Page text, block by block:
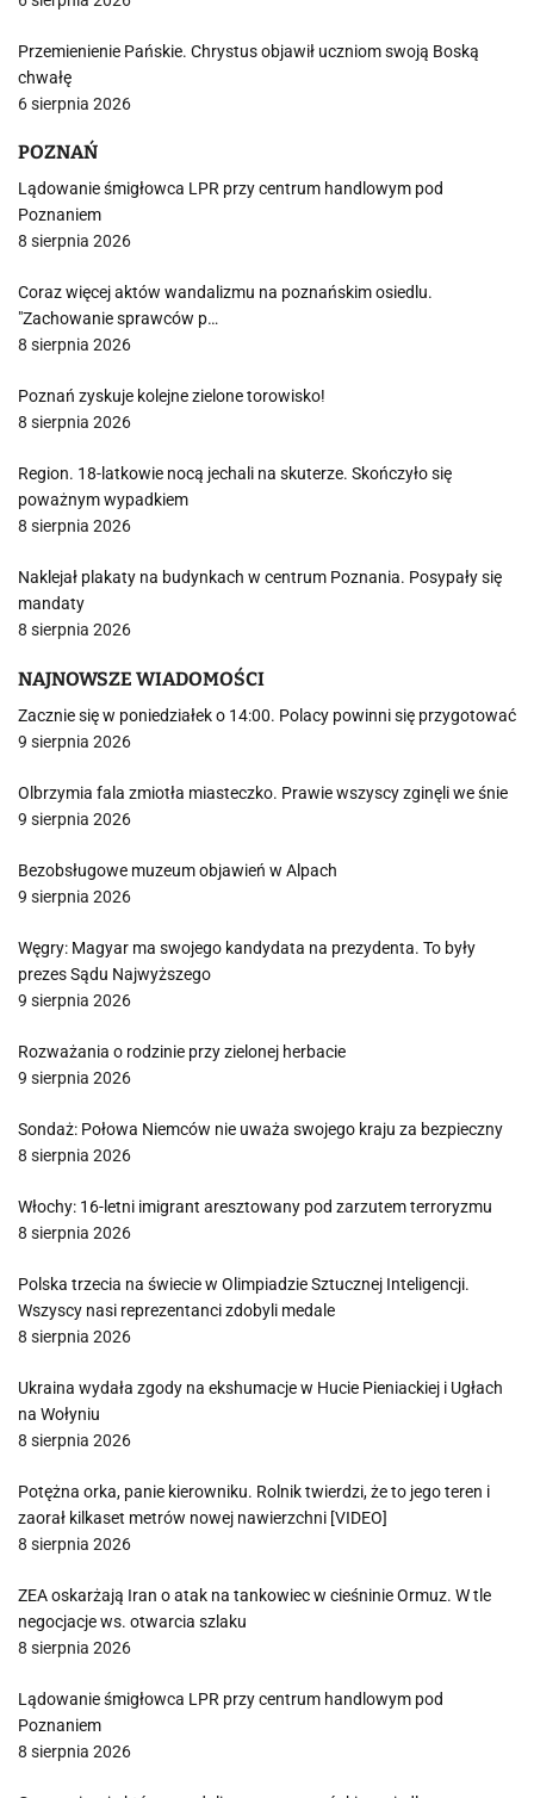
Przemienienie Pańskie. Chrystus objawił uczniom swoją Boską
chwałę
6 sierpnia 2026
POZNAŃ
Lądowanie śmigłowca LPR przy centrum handlowym pod
Poznaniem
8 sierpnia 2026
Coraz więcej aktów wandalizmu na poznańskim osiedlu.
"Zachowanie sprawców p…
8 sierpnia 2026
Poznań zyskuje kolejne zielone torowisko!
8 sierpnia 2026
Region. 18-latkowie nocą jechali na skuterze. Skończyło się
poważnym wypadkiem
8 sierpnia 2026
Naklejał plakaty na budynkach w centrum Poznania. Posypały się
mandaty
8 sierpnia 2026
NAJNOWSZE WIADOMOŚCI
Zacznie się w poniedziałek o 14:00. Polacy powinni się przygotować
9 sierpnia 2026
Olbrzymia fala zmiotła miasteczko. Prawie wszyscy zginęli we śnie
9 sierpnia 2026
Bezobsługowe muzeum objawień w Alpach
9 sierpnia 2026
Węgry: Magyar ma swojego kandydata na prezydenta. To były
prezes Sądu Najwyższego
9 sierpnia 2026
Rozważania o rodzinie przy zielonej herbacie
9 sierpnia 2026
Sondaż: Połowa Niemców nie uważa swojego kraju za bezpieczny
8 sierpnia 2026
Włochy: 16-letni imigrant aresztowany pod zarzutem terroryzmu
8 sierpnia 2026
Polska trzecia na świecie w Olimpiadzie Sztucznej Inteligencji.
Wszyscy nasi reprezentanci zdobyli medale
8 sierpnia 2026
Ukraina wydała zgody na ekshumacje w Hucie Pieniackiej i Ugłach
na Wołyniu
8 sierpnia 2026
Potężna orka, panie kierowniku. Rolnik twierdzi, że to jego teren i
zaorał kilkaset metrów nowej nawierzchni [VIDEO]
8 sierpnia 2026
ZEA oskarżają Iran o atak na tankowiec w cieśninie Ormuz. W tle
negocjacje ws. otwarcia szlaku
8 sierpnia 2026
Lądowanie śmigłowca LPR przy centrum handlowym pod
Poznaniem
8 sierpnia 2026